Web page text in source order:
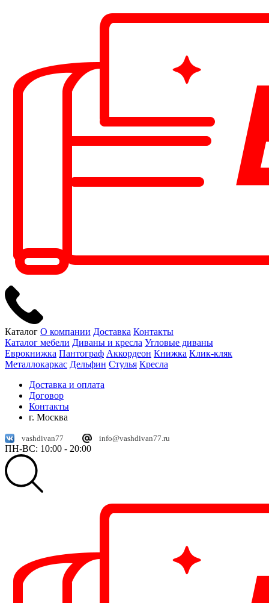
Каталог О компании Доставка Контакты
Каталог мебели Диваны и кресла Угловые диваны
Еврокнижка Пантограф Аккордеон Книжка Клик-кляк
Металлокаркас Дельфин Стулья Кресла
Доставка и оплата
Договор
Контакты
г. Москва
vashdivan77 info@vashdivan77.ru
ПН-ВС: 10:00 - 20:00